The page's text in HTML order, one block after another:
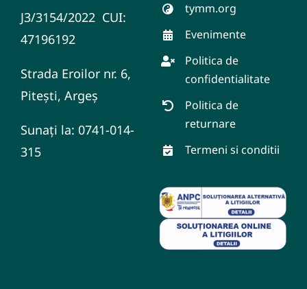
J3/3154/2022 CUI:
47196192
Strada Eroilor nr. 6,
Pitești, Argeș
Sunați la: 0741-014-
315
tymm.org
Evenimente
Politica de
confidentialitate
Politica de
returnare
Termeni si conditii